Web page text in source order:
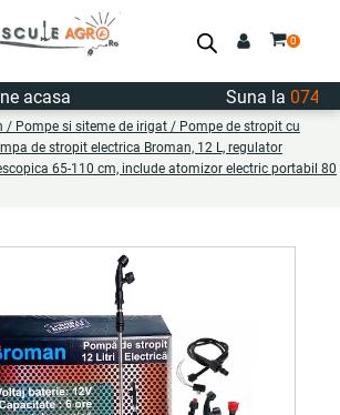
Suna la
/ Pompe si siteme de irigat / Pompe de stropit cu
de stropit electrica Broman, 12 L, regulator
65-110 cm, include atomizor electric portabil 80